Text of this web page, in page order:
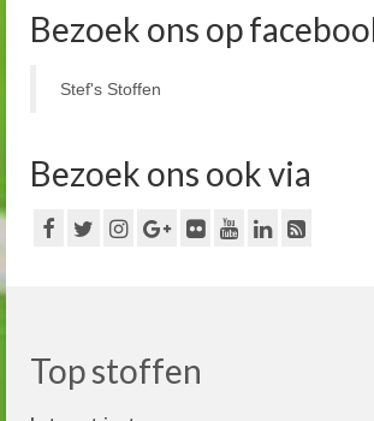
Bezoek ons op
Stef's Stoffen
Bezoek ons ook via
Top stoffen